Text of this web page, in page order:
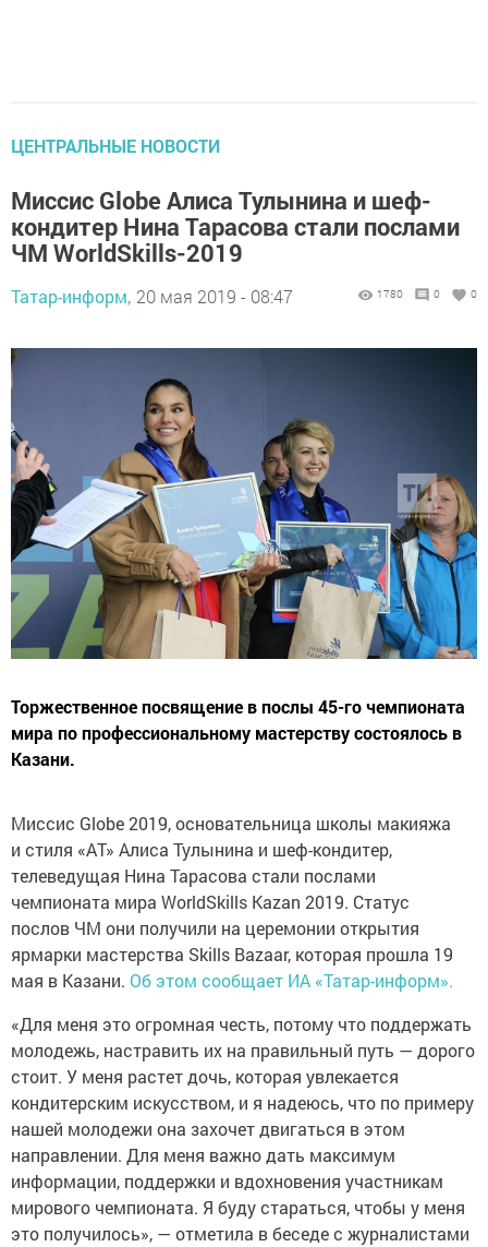
ЦЕНТРАЛЬНЫЕ НОВОСТИ
Миссис Globe Алиса Тулынина и шеф-
кондитер Нина Тарасова стали послами
ЧМ WorldSkills-2019
Татар-информ, 20 мая 2019 - 08:47 1780 0 0
Торжественное посвящение в послы 45-го чемпионата
мира по профессиональному мастерству состоялось в
Казани.
Миссис Globe 2019, основательница школы макияжа
и стиля «АТ» Алиса Тулынина и шеф-кондитер,
телеведущая Нина Тарасова стали послами
чемпионата мира WorldSkills Kazan 2019. Статус
послов ЧМ они получили на церемонии открытия
ярмарки мастерства Skills Bazaar, которая прошла 19
мая в Казани. Об этом сообщает ИА «Татар-информ».
«Для меня это огромная честь, потому что поддержать
молодежь, настравить их на правильный путь — дорого
стоит. У меня растет дочь, которая увлекается
кондитерским искусством, и я надеюсь, что по примеру
нашей молодежи она захочет двигаться в этом
направлении. Для меня важно дать максимум
информации, поддержки и вдохновения участникам
мирового чемпионата. Я буду стараться, чтобы у меня
это получилось», — отметила в беседе с журналистами